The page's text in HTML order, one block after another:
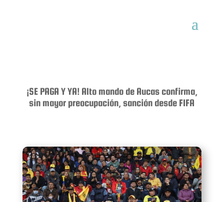
¡SE PAGA Y YA! Alto mando de Aucas confirma,
sin mayor preocupación, sanción desde FIFA